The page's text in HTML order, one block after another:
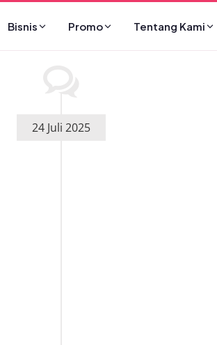
Bisnis Promo Tentang Kami
24 Juli 2025